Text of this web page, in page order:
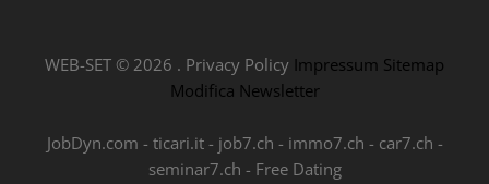
WEB-SET © 2026 . Privacy Policy Impressum Sitemap
Modifica Newsletter
JobDyn.com - ticari.it- job7.ch - immo7.ch - car7.ch -
seminar7.ch - Free Dating